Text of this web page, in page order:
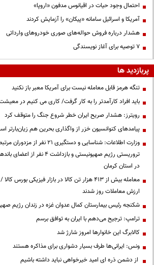
احتمال وجود حیات در اقیانوس مدفون «اروپا»
آمریکا و اسرائیل سامانه «پیکان» را آزمایش کردند
هشدار درباره فروش حواله‌های صوری خودروهای وارداتی
۷ توصیه برای آغاز نویسندگی
پربازدید ها
تنگه هرمز قابل معامله نیست برای آمریکا معبر باز نکنید
باید افراد کارآمدتر را به کار گرفت/ کاری می کنیم در
رویترز: هشدار صریح ایران خطر شروع جنگ را متوقف کرد
پیامدهای کنوانسیون خزر از واگذاری بحرین هم زیان‌بارتر
وزارت اطلاعات: شناسایی و دستگیری
تروریستی رژیم صهیونیستی و
در استان کرمان
معامله بیش از ۴۱۳ هزار تن کالا در بازار فیزیکی
ارزش معاملات روز شدند
شکنجه رئیس بیمارستان کمال عدوان غزه در زندان رژیم
ترامپ: ترجیح می‌دهم با ایران به توافق برسم
کالابرگ این خانوارها امروز شارژ شد
ونس: ایرانی‌ها طرف بسیار دشواری برای مذاکره هستند
از دشمن ذره ای امید خیرخواهی نباید داشته باشیم